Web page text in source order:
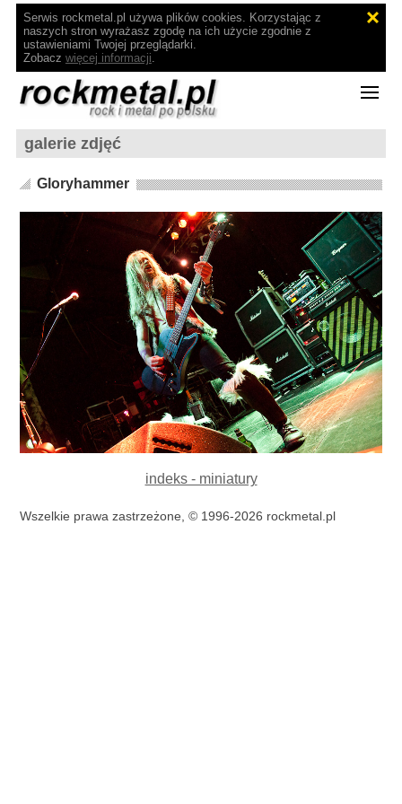
Serwis rockmetal.pl używa plików cookies. Korzystając z
naszych stron wyrażasz zgodę na ich użycie zgodnie z
ustawieniami Twojej przeglądarki.
Zobacz więcej informacji.
galerie zdjęć
Gloryhammer
indeks - miniatury
Wszelkie prawa zastrzeżone, © 1996-2026 rockmetal.pl